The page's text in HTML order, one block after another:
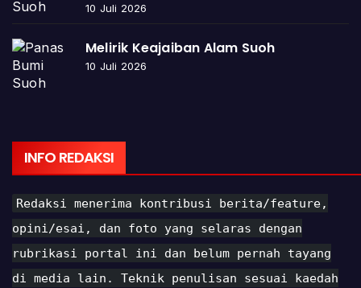
10 Juli 2026
Melirik Keajaiban Alam Suoh
10 Juli 2026
INFO REDAKSI
Redaksi menerima kontribusi berita/feature,
opini/esai, dan foto yang selaras dengan
rubrikasi portal ini dan belum pernah tayang
di media lain. Teknik penulisan sesuai kaedah